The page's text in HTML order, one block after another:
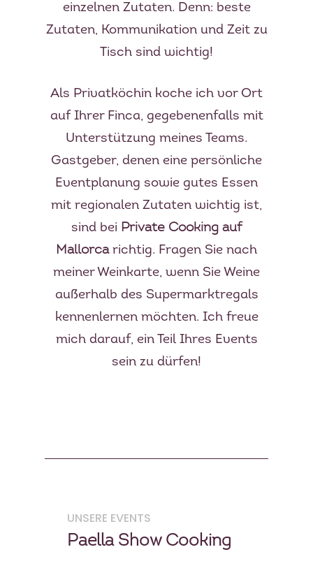
einzelnen Zutaten. Denn: beste
Zutaten, Kommunikation und Zeit zu
Tisch sind wichtig!
Als Privatköchin koche ich vor Ort
auf Ihrer Finca, gegebenenfalls mit
Unterstützung meines Teams.
Gastgeber, denen eine persönliche
Eventplanung sowie gutes Essen
mit regionalen Zutaten wichtig ist,
sind bei Private Cooking auf
Mallorcarichtig. Fragen Sie nach
meiner Weinkarte, wenn Sie Weine
außerhalb des Supermarktregals
kennenlernen möchten. Ich freue
mich darauf, ein Teil Ihres Events
sein zu dürfen!
UNSERE EVENTS
Paella Show Cooking